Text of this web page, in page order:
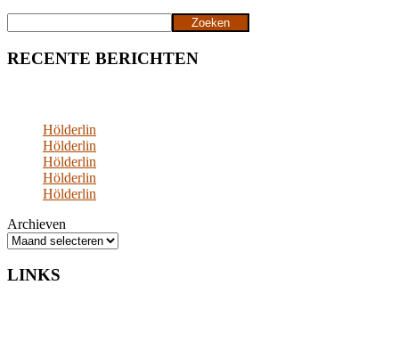
Zoeken
RECENTE BERICHTEN
Hölderlin
Hölderlin
Hölderlin
Hölderlin
Hölderlin
Archieven
LINKS